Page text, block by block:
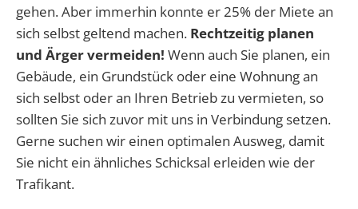
gehen. Aber immerhin konnte er 25% der Miete an
sich selbst geltend machen. Rechtzeitig planen
und Ärger vermeiden! Wenn auch Sie planen, ein
Gebäude, ein Grundstück oder eine Wohnung an
sich selbst oder an Ihren Betrieb zu vermieten, so
sollten Sie sich zuvor mit uns in Verbindung setzen.
Gerne suchen wir einen optimalen Ausweg, damit
Sie nicht ein ähnliches Schicksal erleiden wie der
Trafikant.